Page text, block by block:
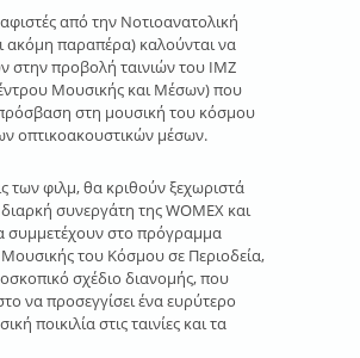
από την Νοτιοανατολική
ακόμη παραπέρα) καλούνται να
στην προβολή ταινιών του IMZ
Μουσικής και Μέσων) που
στη μουσική του κόσμου
οπτικοακουστικών μέσων.
των φιλμ, θα κριθούν ξεχωριστά
συνεργάτη της WOMEX και
συμμετέχουν στο πρόγραμμα
Μουσικής του Κόσμου σε Περιοδεία,
σχέδιο διανομής, που
να προσεγγίσει ένα ευρύτερο
ποικιλία στις ταινίες και τα